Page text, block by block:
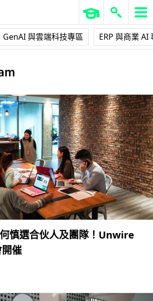
GenAI 與雲端科技專區 ERP 與商業 AI
慎選合伙人及團隊！Unwire
催